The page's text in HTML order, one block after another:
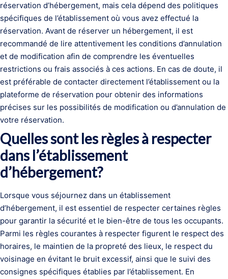
réservation d’hébergement, mais cela dépend des politiques
spécifiques de l’établissement où vous avez effectué la
réservation. Avant de réserver un hébergement, il est
recommandé de lire attentivement les conditions d’annulation
et de modification afin de comprendre les éventuelles
restrictions ou frais associés à ces actions. En cas de doute, il
est préférable de contacter directement l’établissement ou la
plateforme de réservation pour obtenir des informations
précises sur les possibilités de modification ou d’annulation de
votre réservation.
Quelles sont les règles à respecter
dans l’établissement
d’hébergement?
Lorsque vous séjournez dans un établissement
d’hébergement, il est essentiel de respecter certaines règles
pour garantir la sécurité et le bien-être de tous les occupants.
Parmi les règles courantes à respecter figurent le respect des
horaires, le maintien de la propreté des lieux, le respect du
voisinage en évitant le bruit excessif, ainsi que le suivi des
consignes spécifiques établies par l’établissement. En